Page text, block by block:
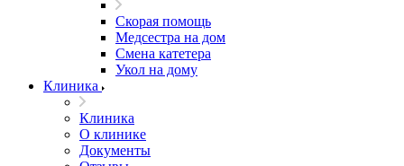
Скорая помощь
Медсестра на дом
Смена катетера
Укол на дому
Клиника
Клиника
О клинике
Документы